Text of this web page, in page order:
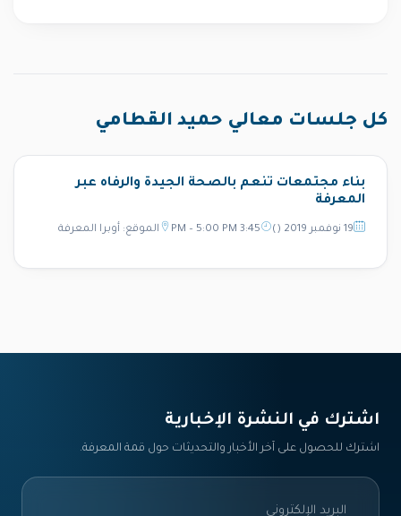
كل جلسات معالي حميد القطامي
بناء مجتمعات تنعم بالصحة الجيدة والرفاه عبر
المعرفة
19 نوفمبر 2019 () 3:45 PM – 5:00 PM الموقع: أوبرا المعرفة
اشترك في النشرة الإخبارية‎
اشترك للحصول على آخر الأخبار والتحديثات حول قمة المعرفة.